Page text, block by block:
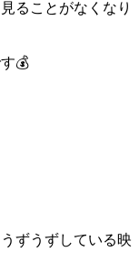
ることがなくなり
💰
ずうずしている映